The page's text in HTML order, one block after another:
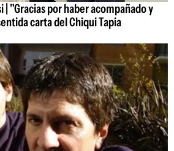
| "Gracias por haber acompañado y
carta del Chiqui Tapia